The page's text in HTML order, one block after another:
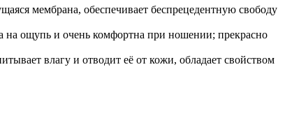
мембрана, обеспечивает беспрецедентную свободу
на ощупь и очень комфортна при ношении; прекрасно
влагу и отводит её от кожи, обладает свойством